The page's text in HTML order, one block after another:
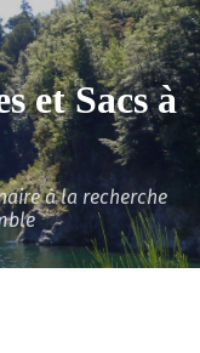
et Sacs à
à la recherche